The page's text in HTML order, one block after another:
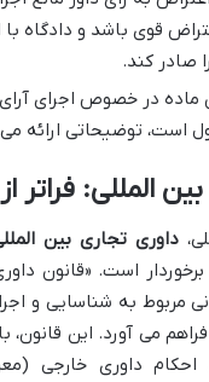
قوی باشد و دادگاه
صادر کند.
ماده در خصوص اجرای
است، توضیحاتی ارائه
المللی: فراتر
داوری تجاری بین
است. «قانون
مربوط به شناسایی و
می آورد. این قانون،
احکام داوری خارجی